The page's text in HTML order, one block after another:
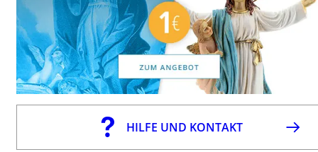
HILFE UND KONTAKT